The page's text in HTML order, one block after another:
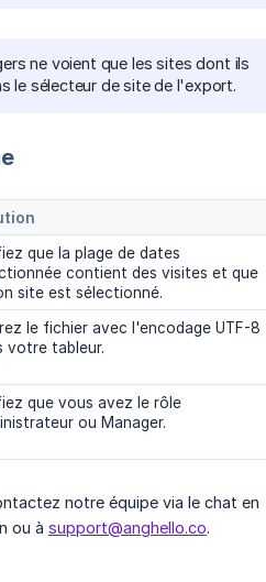
ne voient que les sites dont ils
le sélecteur de site de l'export.
que la plage de dates
contient des visites et que
site est sélectionné.
le fichier avec l'encodage UTF-8
votre tableur.
que vous avez le rôle
ou Manager.
notre équipe via le chat en
ou à support@anghello.co.